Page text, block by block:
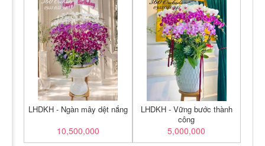
LHDKH - Ngàn mây dệt nắng
10,500,000
LHDKH - Vững bước thành
công
5,000,000